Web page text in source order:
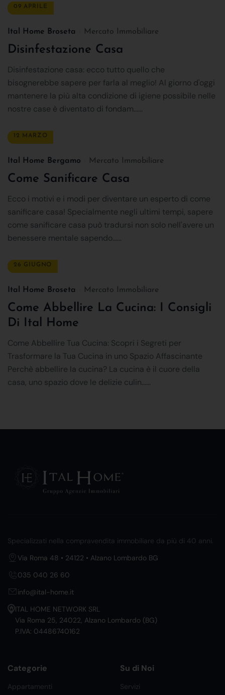
09 APRILE
Ital Home Broseta Mercato Immobiliare
Disinfestazione Casa
Disinfestazione casa: ecco tutto quello che
bisognerebbe sapere per farla al meglio! Al giorno d'oggi
mantenere la più alta condizione di igiene possibile nelle
nostre case è diventato di fondam......
12 MARZO
Ital Home Bergamo Mercato Immobiliare
Come Sanificare Casa
Ecco i motivi e i modi per diventare un esperto di come
sanificare casa! Specialmente negli ultimi tempi, sapere
come sanificare casa può tradursi non solo nell'avere un
benessere mentale sapendo......
26 GIUGNO
Ital Home Broseta Mercato Immobiliare
Come Abbellire La Cucina: I Consigli
Di Ital Home
Come Abbellire Tua Cucina: Scopri i Segreti per
Trasformare la Tua Cucina in uno Spazio Affascinante
Perchè abbellire la cucina? La cucina è il cuore della
casa, uno spazio dove le delizie culin......
Specializzati nella compravendita immobiliare da più di 40 anni.
Via Roma 48 • 24122 • Alzano Lombardo BG
035 040 26 60
info@ital-home.it
ITAL HOME NETWORK SRL
Via Roma 25, 24022, Alzano Lombardo (BG)
P.IVA: 04486740162
Categorie
Appartamenti
Su di Noi
Servizi